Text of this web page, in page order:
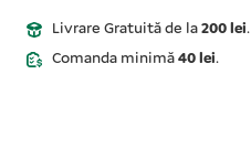
Livrare Gratuită de la 200 lei.
Comanda minimă 40 lei.